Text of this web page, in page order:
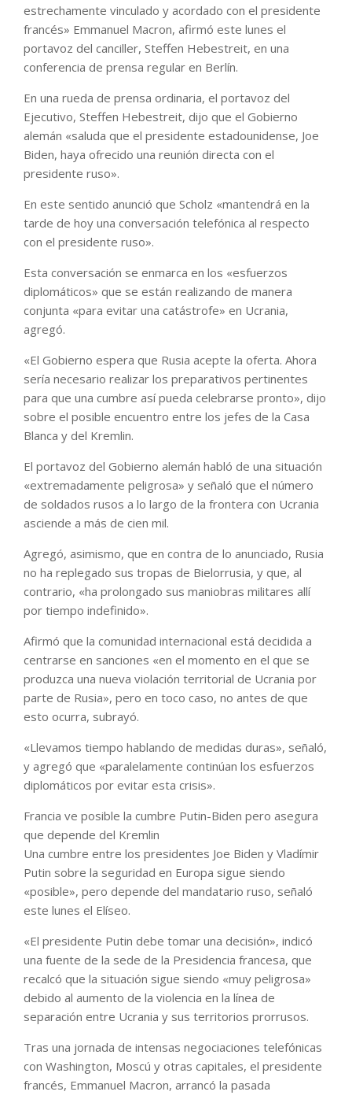
estrechamente vinculado y acordado con el presidente
francés» Emmanuel Macron, afirmó este lunes el
portavoz del canciller, Steffen Hebestreit, en una
conferencia de prensa regular en Berlín.
En una rueda de prensa ordinaria, el portavoz del
Ejecutivo, Steffen Hebestreit, dijo que el Gobierno
alemán «saluda que el presidente estadounidense, Joe
Biden, haya ofrecido una reunión directa con el
presidente ruso».
En este sentido anunció que Scholz «mantendrá en la
tarde de hoy una conversación telefónica al respecto
con el presidente ruso».
Esta conversación se enmarca en los «esfuerzos
diplomáticos» que se están realizando de manera
conjunta «para evitar una catástrofe» en Ucrania,
agregó.
«El Gobierno espera que Rusia acepte la oferta. Ahora
sería necesario realizar los preparativos pertinentes
para que una cumbre así pueda celebrarse pronto», dijo
sobre el posible encuentro entre los jefes de la Casa
Blanca y del Kremlin.
El portavoz del Gobierno alemán habló de una situación
«extremadamente peligrosa» y señaló que el número
de soldados rusos a lo largo de la frontera con Ucrania
asciende a más de cien mil.
Agregó, asimismo, que en contra de lo anunciado, Rusia
no ha replegado sus tropas de Bielorrusia, y que, al
contrario, «ha prolongado sus maniobras militares allí
por tiempo indefinido».
Afirmó que la comunidad internacional está decidida a
centrarse en sanciones «en el momento en el que se
produzca una nueva violación territorial de Ucrania por
parte de Rusia», pero en toco caso, no antes de que
esto ocurra, subrayó.
«Llevamos tiempo hablando de medidas duras», señaló,
y agregó que «paralelamente continúan los esfuerzos
diplomáticos por evitar esta crisis».
Francia ve posible la cumbre Putin-Biden pero asegura
que depende del Kremlin
Una cumbre entre los presidentes Joe Biden y Vladímir
Putin sobre la seguridad en Europa sigue siendo
«posible», pero depende del mandatario ruso, señaló
este lunes el Elíseo.
«El presidente Putin debe tomar una decisión», indicó
una fuente de la sede de la Presidencia francesa, que
recalcó que la situación sigue siendo «muy peligrosa»
debido al aumento de la violencia en la línea de
separación entre Ucrania y sus territorios prorrusos.
Tras una jornada de intensas negociaciones telefónicas
con Washington, Moscú y otras capitales, el presidente
francés, Emmanuel Macron, arrancó la pasada